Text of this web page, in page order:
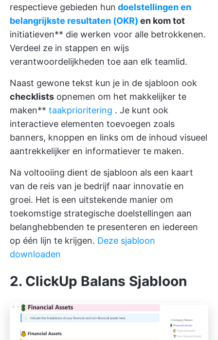
respectieve gebieden hun doelstellingen en
belangrijkste resultaten (OKR) en kom tot
initiatieven** die werken voor alle betrokkenen.
Verdeel ze in stappen en wijs
verantwoordelijkheden toe aan elk teamlid.
Naast gewone tekst kun je in de sjabloon ook
checklists opnemen om het makkelijker te
maken** taakprioritering . Je kunt ook
interactieve elementen toevoegen zoals
banners, knoppen en links om de inhoud visueel
aantrekkelijker en informatiever te maken.
Na voltooiing dient de sjabloon als een kaart
van de reis van je bedrijf naar innovatie en
groei. Het is een uitstekende manier om
toekomstige strategische doelstellingen aan
belanghebbenden te presenteren en iedereen
op één lijn te krijgen. Deze sjabloon
downloaden
2. ClickUp Balans Sjabloon